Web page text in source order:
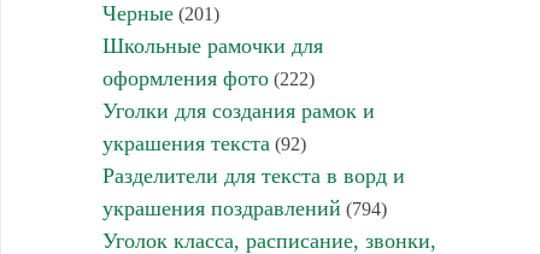
Черные(201)
Школьные рамочки для
оформления фото(222)
Уголки для создания рамок и
украшения текста (92)
Разделители для текста в ворд и
украшения поздравлений (794)
Уголок класса, расписание, звонки,